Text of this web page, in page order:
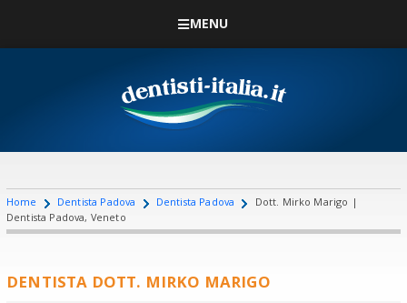
MENU
Home Dentista Padova Dentista Padova
Dott. Mirko Marigo |
Dentista Padova, Veneto
DENTISTA DOTT. MIRKO MARIGO